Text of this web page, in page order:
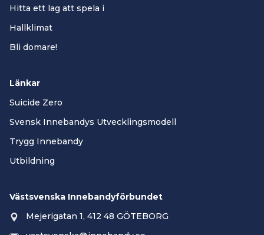
Hitta ett lag att spela i
Hallklimat
Bli domare!
Länkar
Suicide Zero
Svensk Innebandys Utvecklingsmodell
Trygg Innebandy
Utbildning
Västsvenska Innebandyförbundet
Mejerigatan 1, 412 48 GÖTEBORG